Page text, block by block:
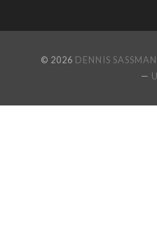
© 2026 DENNIS
—